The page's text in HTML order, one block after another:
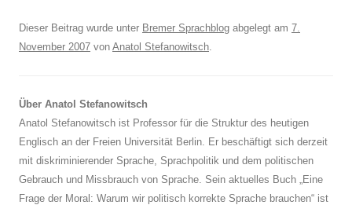
Dieser Beitrag wurde unter Bremer Sprachblog abgelegt am 7.
November 2007 von Anatol Stefanowitsch
Über Anatol Stefanowitsch
Anatol Stefanowitsch ist Professor für die Struktur des heutigen
Englisch an der Freien Universität Berlin. Er beschäftigt sich derzeit
mit diskriminierender Sprache, Sprachpolitik und dem politischen
Gebrauch und Missbrauch von Sprache. Sein aktuelles Buch „Eine
Frage der Moral: Warum wir politisch korrekte Sprache brauchen“ ist